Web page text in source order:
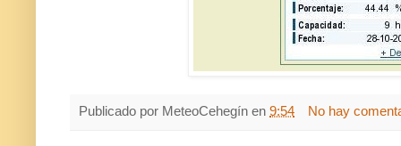
Publicado por MeteoCehegín en 9:54 No hay